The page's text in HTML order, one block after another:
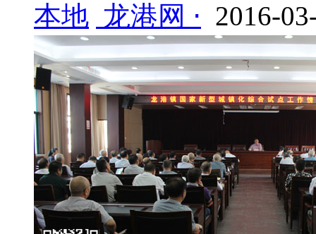
本地 龙港网 ⋅ 2016-